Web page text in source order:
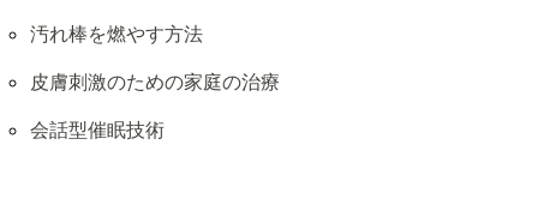
汚れ棒を燃やす方法
皮膚刺激のための家庭の治療
会話型催眠技術